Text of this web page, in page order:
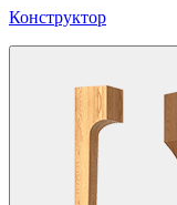
Конструктор